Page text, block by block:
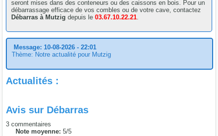
seront mises dans des conteneurs ou des caissons en bois. Pour un
débarrassage efficace de vos combles ou de votre cave, contactez
Débarras à Mutzigdepuis le03.67.10.22.21
Message: 10-08-2026 - 22:01
Thème: Notre actualité pour Mutzig
Actualités :
Avis sur Débarras
3 commentaires
Note moyenne:5/5